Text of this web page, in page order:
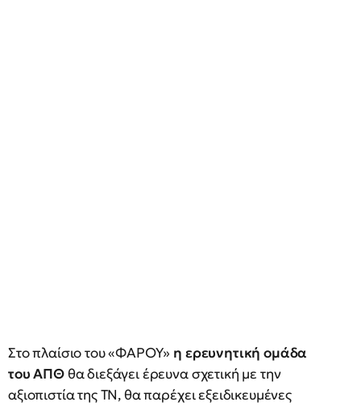
Στο πλαίσιο του «ΦΑΡΟΥ» η ερευνητική ομάδα
του ΑΠΘθα διεξάγει έρευνα σχετική με την
αξιοπιστία της ΤΝ, θα παρέχει εξειδικευμένες